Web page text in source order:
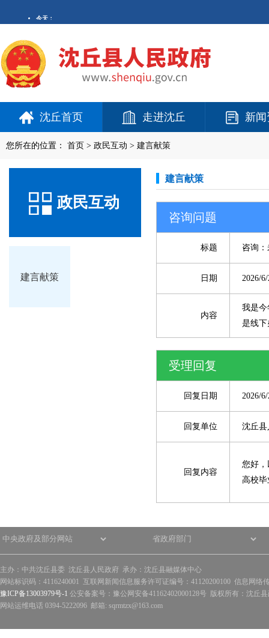
沈丘首页 走进沈丘 新
您所在的位置： 首页 > 政民互动 > 建言献策
政民互动
建言献策
建言献策
咨询问题
标题 咨询
日期 2026/
内容
我是
是线下
受理回复
回复日期 2026/
回复单位 沈丘
回复内容
您好
高校毕
主办：中共沈丘县委 沈丘县人民政府 承办：沈丘县融媒体中心
网站标识码：4116240001 互联网新闻信息服务许可证编号：41120200100 信息网络
豫ICP备13003979号-1 公安备案号：豫公网安备41162402000128号 版权所有：沈丘
网站运维电话 0394-5222096 邮箱: sqrmtzx@163.com